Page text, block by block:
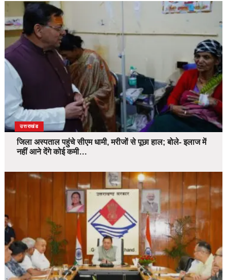
उत्तराखंड
जिला अस्पताल पहुंचे सीएम धामी, मरीजों से पूछा हाल; बोले- इलाज में
नहीं आने देंगे कोई कमी…